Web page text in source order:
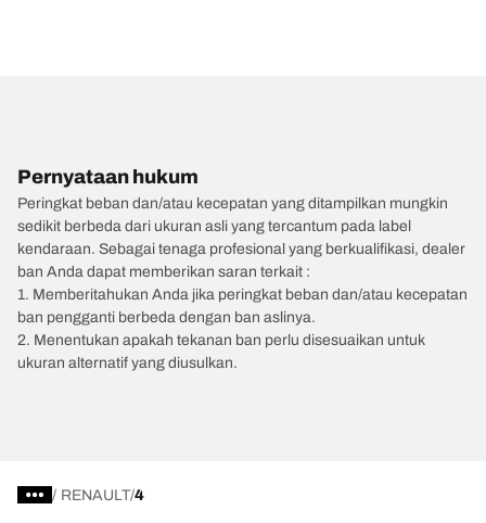
Pernyataan hukum
Peringkat beban dan/atau kecepatan yang ditampilkan mungkin
sedikit berbeda dari ukuran asli yang tercantum pada label
kendaraan. Sebagai tenaga profesional yang berkualifikasi, dealer
ban Anda dapat memberikan saran terkait :
1. Memberitahukan Anda jika peringkat beban dan/atau kecepatan
ban pengganti berbeda dengan ban aslinya.
2. Menentukan apakah tekanan ban perlu disesuaikan untuk
ukuran alternatif yang diusulkan.
/ RENAULT 4